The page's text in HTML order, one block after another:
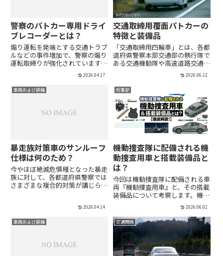
警察のパトカー専用ドライ
ブレコーダーとは？
煽り運転を発端とする交通トラブ
ルなどの事件増加で、警察の煽り
運転取締りが強化されています
が、ドライブレコーダーはドライ
バーにとって心強い装備品です。
取り締まり当局側でもドライブレ
コーダーを配備していますが、ど
2026.04.17
交通取締用覆面パトカーの
特徴と装備品
「交通取締用四輪車」とは、各都
道府県警察本部交通部の執行隊で
ある交通機動隊や高速道路交通警
察隊、所轄署の交通課が主に交通
取締りに使用するパトカーの総称
であり、警察庁が定めた仕様に基
づいている。やはり、その特徴は
軽自動車からコンパクトカー、
ミ...
2026.06.12
車両および装備
暴走族対策車のサンルーフ
仕様は何のため？
今やほぼ絶滅危惧種となった暴走
族に対して、各都道府県警察では
さまざまな複合的対策が講じられ
り締まりを行う専用車両として、
「暴走族対策車」と呼ばれる交通
用覆面パトカーが配備されてい
2026.04.14
刑事部
機動捜査隊に配備される機
動捜査用車と搭載装備品と
は？
今回は機動捜査隊に配備される車
両『機動捜査用車』と、その搭載
装備品について考察します。機動
捜査隊では伝統的にセダン型の機
動捜査用車(覆面パトカー)が隊員
の"足車"となっています。その仕
様について、今回は警察庁の正式
な調達仕様書を基に詳しく見...
2026.06.02
車両および装備 交通関係